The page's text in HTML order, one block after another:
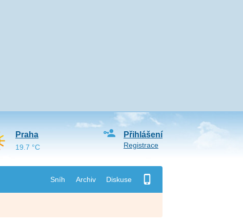
Sníh Archiv Diskuse
Přihlášení
Registrace
Praha
19.7 °C